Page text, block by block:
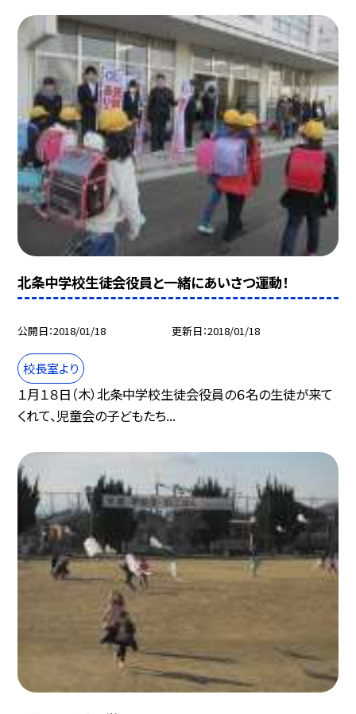
北条中学校生徒会役員と一緒にあいさつ運動！
公開日 2018/01/18 更新日 2018/01/18
校長室より
１月１８日（木）北条中学校生徒会役員の６名の生徒が来て
くれて、児童会の子どもたち...